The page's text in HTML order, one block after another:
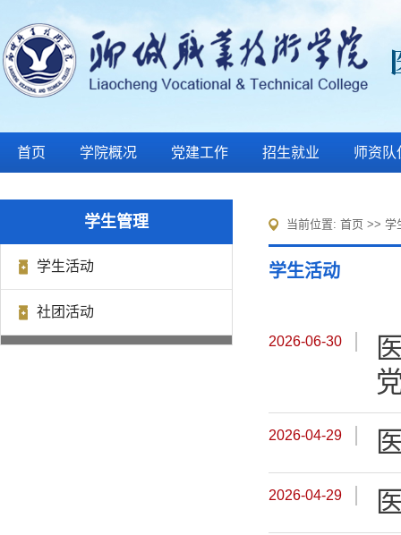
首页 学院概况 党建工作 招生就业 师资队
学生管理
学生活动
社团活动
当前位置: 首页 >> 学
学生活动
2026-06-30
2026-04-29
2026-04-29